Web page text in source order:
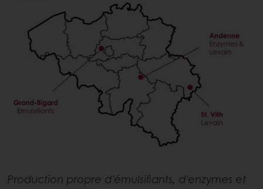
Production propre d’émulsifiants, d’enzymes et